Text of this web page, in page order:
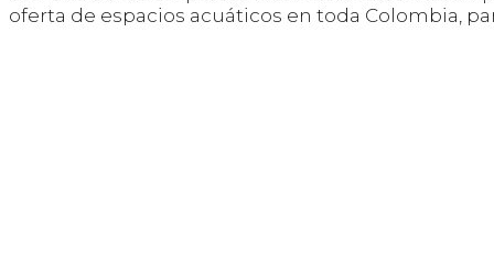
oferta de espacios acuáticos en toda Colombia,